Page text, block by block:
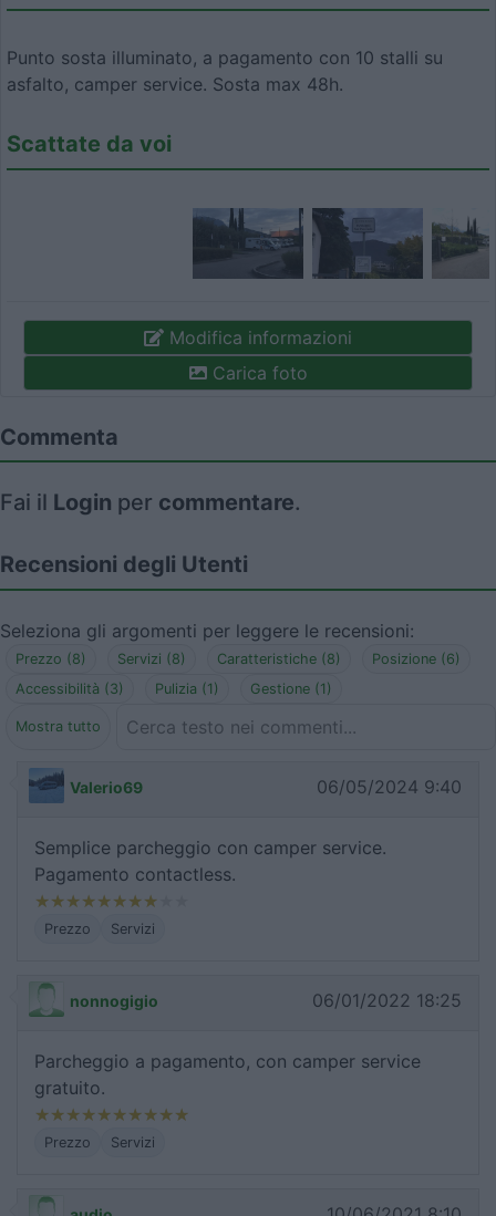
Punto sosta illuminato, a pagamento con 10 stalli su
asfalto, camper service. Sosta max 48h.
Scattate da voi
Modifica informazioni
Carica foto
Commenta
Fai il Login per commentare.
Recensioni degli Utenti
Seleziona gli argomenti per leggere le recensioni:
Prezzo (8) Servizi (8) Caratteristiche (8)
Posizione (6)
Accessibilità (3)
Pulizia (1) Gestione (1)
Mostra tutto
Valerio69 06/05/2024 9:40
Semplice parcheggio con camper service.
Pagamento contactless.
Prezzo Servizi
nonnogigio 06/01/2022 18:25
Parcheggio a pagamento, con camper service
gratuito.
Prezzo Servizi